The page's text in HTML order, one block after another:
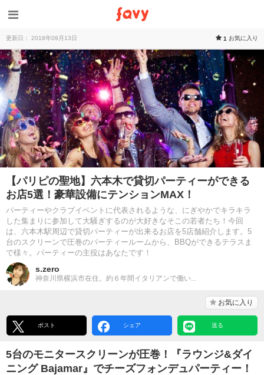
更新日： 2018年09月13日 1 お気に入り
【パリピの聖地】六本木で貸切パーティーができる
お店5選！豪華設備にテンションMAX！
パーティーやクラブイベントに代表されるような、にぎやかでキラキラ
した集まりに参加して大騒ぎするのが大好きなそこの若者たち！今回
は、六本木駅周辺で貸切パーティーが出来るお店を5店舗紹介します。5
台のスクリーンで圧巻のパーティールームから、BBQができるテラスま
で様々。パーティーの主役はあなたです！
s.zero
神奈川県横浜市在住。約６年間イタリアンで働い...
お気に入り
ポスト シェア 送る
5台のモニタースクリーンが圧巻！『ラウンジ&ダイ
ニング Bajamar』でチーズフォンデュパーティー！